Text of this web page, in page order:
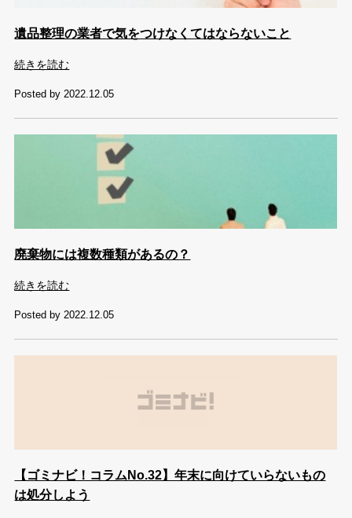
遺品整理の業者で気をつけなくてはならないこと
続きを読む
Posted by 2022.12.05
廃棄物には複数種類があるの？
続きを読む
Posted by 2022.12.05
【ゴミナビ！コラムNo.32】年末に向けていらないもの
は処分しよう